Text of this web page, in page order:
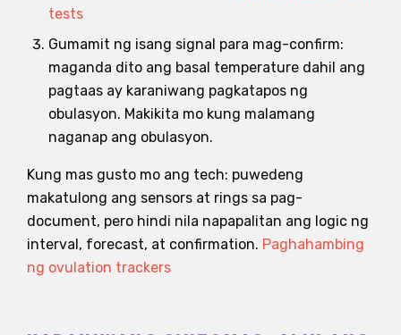
tests
Gumamit ng isang signal para mag-confirm:
maganda dito ang basal temperature dahil ang
pagtaas ay karaniwang pagkatapos ng
obulasyon. Makikita mo kung malamang
naganap ang obulasyon.
Kung mas gusto mo ang tech: puwedeng
makatulong ang sensors at rings sa pag-
document, pero hindi nila napapalitan ang logic ng
interval, forecast, at confirmation. Paghahambing
ng ovulation trackers